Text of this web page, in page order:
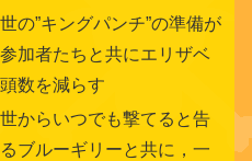
”キングパンチ”の準備が
加者たちと共にエリザベ
数を減らす
らいつでも撃てると告
ブルーギリーと共に，一